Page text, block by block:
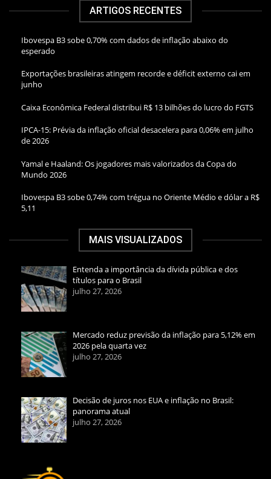
ARTIGOS RECENTES
Ibovespa B3 sobe 0,70% com dados de inflação abaixo do
esperado
Exportações brasileiras atingem recorde e déficit externo cai em
junho
Caixa Econômica Federal distribui R$ 13 bilhões do lucro do FGTS
IPCA-15: Prévia da inflação oficial desacelera para 0,06% em julho
de 2026
Yamal e Haaland: Os jogadores mais valorizados da Copa do
Mundo 2026
Ibovespa B3 sobe 0,74% com trégua no Oriente Médio e dólar a R$
5,11
MAIS VISUALIZADOS
Entenda a importância da dívida pública e dos
títulos para o Brasil
julho 27, 2026
Mercado reduz previsão da inflação para 5,12% em
2026 pela quarta vez
julho 27, 2026
Decisão de juros nos EUA e inflação no Brasil:
panorama atual
julho 27, 2026